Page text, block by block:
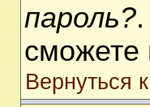
пароль?
сможете
Вернуться